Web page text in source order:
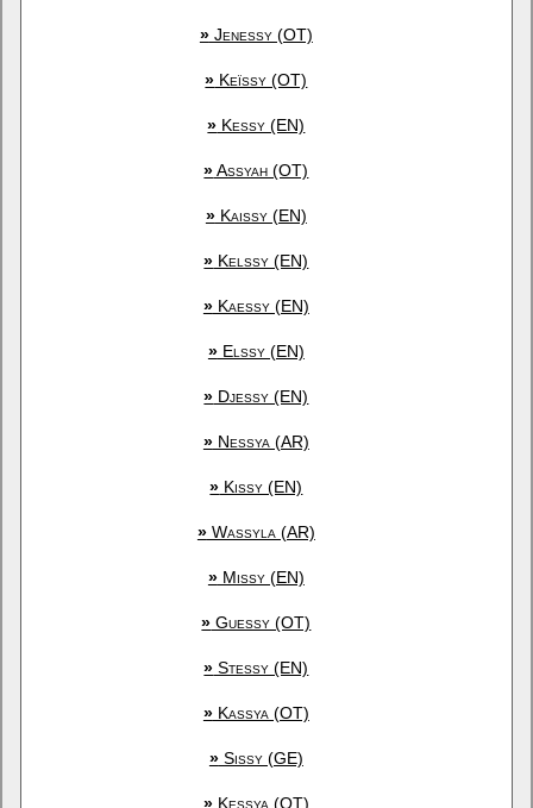
»Jenessy (OT)
» Keïssy (OT)
» Kessy (EN)
»Assyah (OT)
»Kaissy (EN)
» Kelssy (EN)
»Kaessy (EN)
»Elssy (EN)
» Djessy (EN)
»Nessya (AR)
» Kissy (EN)
»Wassyla (AR)
»Missy (EN)
» Guessy (OT)
» Stessy (EN)
»Kassya (OT)
»Sissy (GE)
»Kessya (OT)